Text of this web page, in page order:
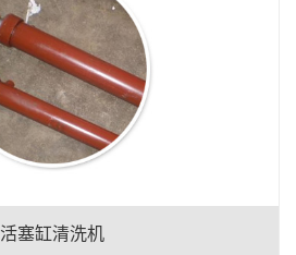
活塞缸清洗机